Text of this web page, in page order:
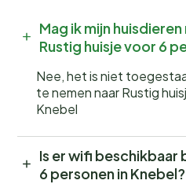
Mag ik mijn
Rustig huisje voor 6
Nee, het is niet
te nemen naar Rustig
Knebel
Is er wifi beschikbaar
6 personen in Knebel?